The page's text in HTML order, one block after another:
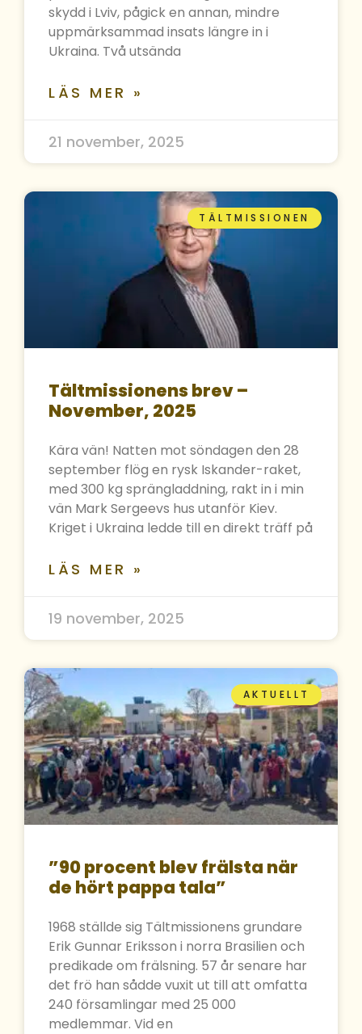
skydd i Lviv, pågick en annan, mindre
uppmärksammad insats längre in i
Ukraina. Två utsända
LÄS MER »
21 november, 2025
TÄLTMISSIONEN
Tältmissionens brev –
November, 2025
Kära vän! Natten mot söndagen den 28
september flög en rysk Iskander-raket,
med 300 kg sprängladdning, rakt in i min
vän Mark Sergeevs hus utanför Kiev.
Kriget i Ukraina ledde till en direkt träff på
LÄS MER »
19 november, 2025
AKTUELLT
”90 procent blev frälsta när
de hört pappa tala”
1968 ställde sig Tältmissionens grundare
Erik Gunnar Eriksson i norra Brasilien och
predikade om frälsning. 57 år senare har
det frö han sådde vuxit ut till att omfatta
240 församlingar med 25 000
medlemmar. Vid en